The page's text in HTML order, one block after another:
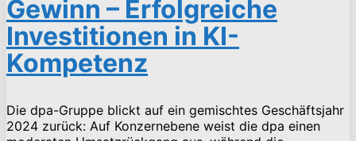
Gewinn – Erfolgreiche
Investitionen in KI-
Kompetenz
Die dpa-Gruppe blickt auf ein gemischtes Geschäftsjahr
2024 zurück: Auf Konzernebene weist die dpa einen